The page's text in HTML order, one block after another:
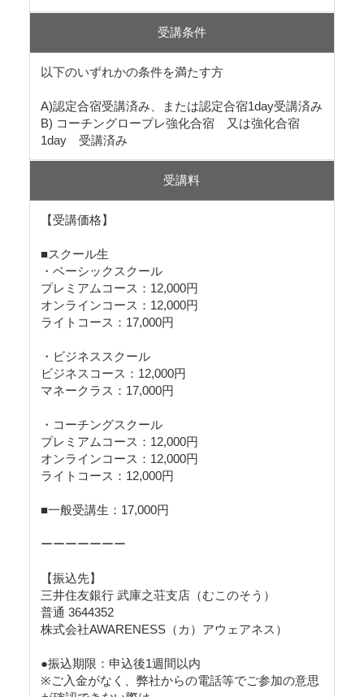
受講条件
以下のいずれかの条件を満たす方
A)認定合宿受講済み、または認定合宿1day受講済み
B) コーチングロープレ強化合宿 又は強化合宿
1day 受講済み
受講料
【受講価格】
■スクール生
・ベーシックスクール
プレミアムコース：12,000円
オンラインコース：12,000円
ライトコース：17,000円
・ビジネススクール
ビジネスコース：12,000円
マネークラス：17,000円
・コーチングスクール
プレミアムコース：12,000円
オンラインコース：12,000円
ライトコース：12,000円
■一般受講生：17,000円
ーーーーーーー
【振込先】
三井住友銀行 武庫之荘支店（むこのそう）
普通 3644352
株式会社AWARENESS（カ）アウェアネス）
●振込期限：申込後1週間以内
※ご入金がなく、弊社からの電話等でご参加の意思